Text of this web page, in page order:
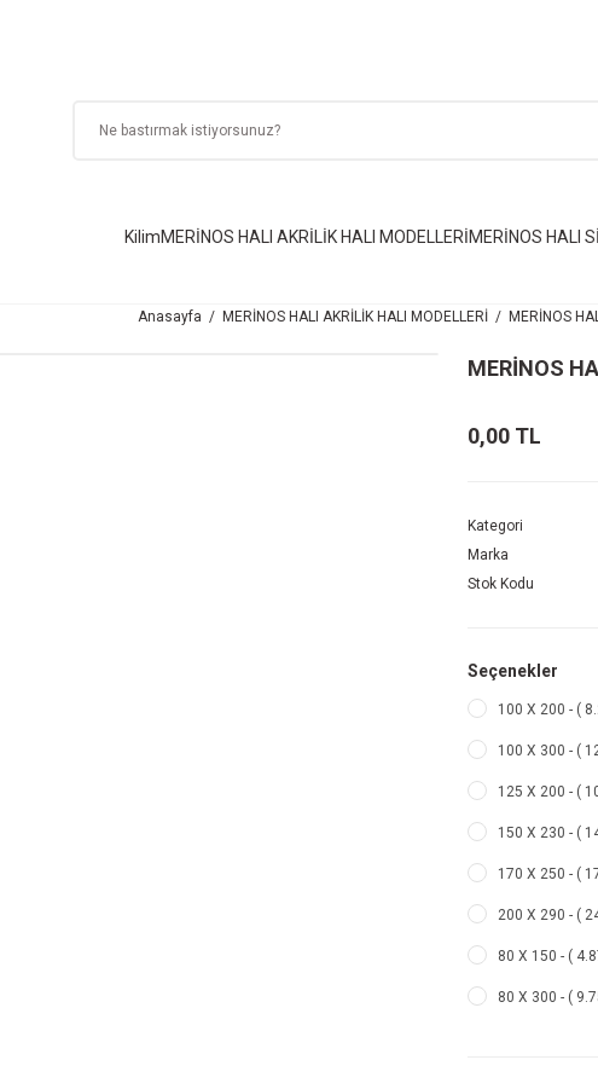
KilimMERİNOS HALI AKRİLİK HALI MODELLERİMERİNOS HALI
Anasayfa MERİNOS HALI AKRİLİK HALI MODELLERİ MERİNOS
MERİNOS
0,00 TL
Kategori
Marka
Stok Kodu
Seçenekler
100 X 200 - (
100 X 300 - (
125 X 200 - (
150 X 230 - (
170 X 250 - (
200 X 290 - (
80 X 150 - (
80 X 300 - (